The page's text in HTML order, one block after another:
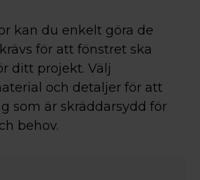
kan du enkelt göra de
för att fönstret ska
ditt projekt. Välj
och detaljer för att
som är skräddarsydd för
behov.